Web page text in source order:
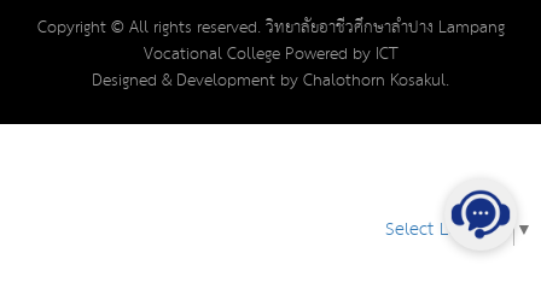
Select Language ▼
Copyright © All rights reserved. วิทยาลัยอาชีวศึกษาลำปาง Lampang
Vocational College Powered by ICT
Designed & Development by Chalothorn Kosakul.